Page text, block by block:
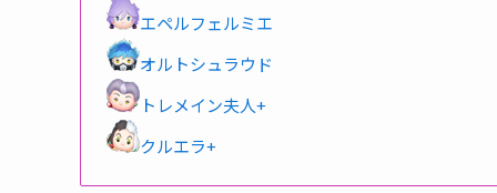
エペルフェルミエ
オルトシュラウド
トレメイン夫人+
クルエラ+